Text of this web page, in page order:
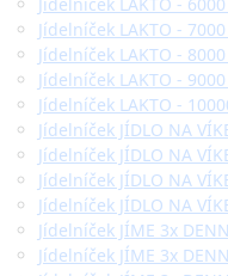
Jídelníček LAKTO -
Jídelníček LAKTO -
Jídelníček LAKTO -
Jídelníček LAKTO -
Jídelníček LAKTO -
Jídelníček JÍDLO NA
Jídelníček JÍDLO NA
Jídelníček JÍDLO NA
Jídelníček JÍDLO NA
Jídelníček JÍME 3x
Jídelníček JÍME 3x